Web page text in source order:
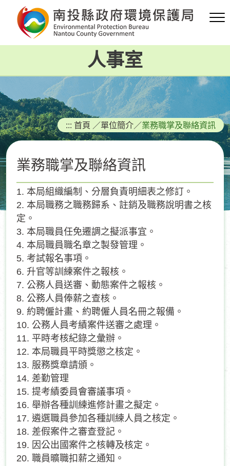
要
容
區
塊
人事室
::: 首頁 ／單位簡介／業務職掌及聯絡資訊
業務職掌及聯絡資訊
1. 本局組織編制、分層負責明細表之修訂。
2. 本局職務之職務歸系、註銷及職務說明書之核
定。
3. 本局職員任免遷調之擬派事宜。
4. 本局職員職名章之製發管理。
5. 考試報名事項。
6. 升官等訓練案件之報核。
7. 公務人員送審、動態案件之報核。
8. 公務人員俸薪之查核。
9. 約聘僱計畫、約聘僱人員名冊之報備。
10. 公務人員考績案件送審之處理。
11. 平時考核紀錄之彙辦。
12. 本局職員平時獎懲之核定。
13. 服務獎章請頒。
14. 差勤管理
15. 提考績委員會審議事項。
16. 舉辦各種訓練進修計畫之擬定。
17. 遴選職員參加各種訓練人員之核定。
18. 差假案件之審查登記。
19. 因公出國案件之核轉及核定。
20. 職員曠職扣薪之通知。